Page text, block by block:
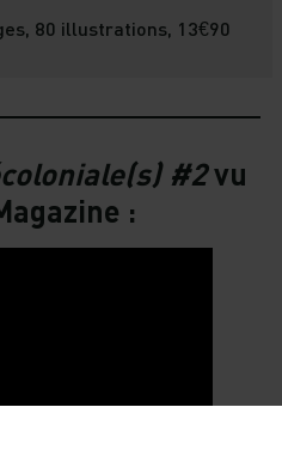
80 illustrations, 13€90
#2vu
: